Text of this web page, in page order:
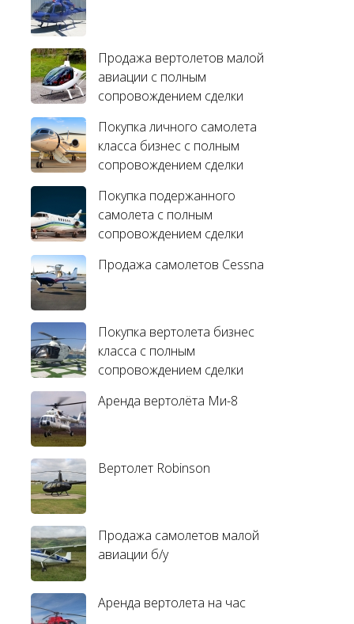
Продажа вертолетов малой
авиации с полным
сопровождением сделки
Покупка личного самолета
класса бизнес с полным
сопровождением сделки
Покупка подержанного
самолета с полным
сопровождением сделки
Продажа самолетов Cessna
Покупка вертолета бизнес
класса с полным
сопровождением сделки
Аренда вертолёта Ми-8
Вертолет Robinson
Продажа самолетов малой
авиации б/у
Аренда вертолета на час